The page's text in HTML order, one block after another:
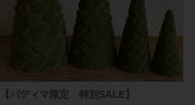
【パディマ限定 特別SALE】